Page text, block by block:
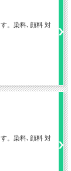
。染料､顔料 対
。染料､顔料 対